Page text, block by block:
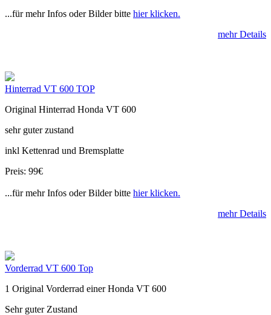
...für mehr Infos oder Bilder bitte hier klicken.
mehr Details
Hinterrad VT 600 TOP
Original Hinterrad Honda VT 600
sehr guter zustand
inkl Kettenrad und Bremsplatte
Preis: 99€
...für mehr Infos oder Bilder bitte hier klicken.
mehr Details
Vorderrad VT 600 Top
1 Original Vorderrad einer Honda VT 600
Sehr guter Zustand